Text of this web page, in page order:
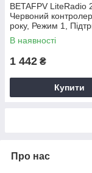
BETAFPV LiteRadio
Червоний
року, Режим 1,
JoyStick, Xbox і
Virtual Flight, Liftoff
В наявності
1 442 ₴
Купити
Про нас